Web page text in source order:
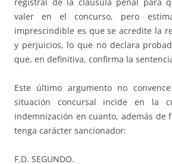
registral de la cláusula penal para
valer en el concurso, pero
imprescindible es que se acredite la
y perjuicios, lo que no declara
que, en definitiva, confirma la
Este último argumento no
situación concursal incide en la
indemnización en cuanto, además de
tenga carácter sancionador:
F.D. SEGUNDO.